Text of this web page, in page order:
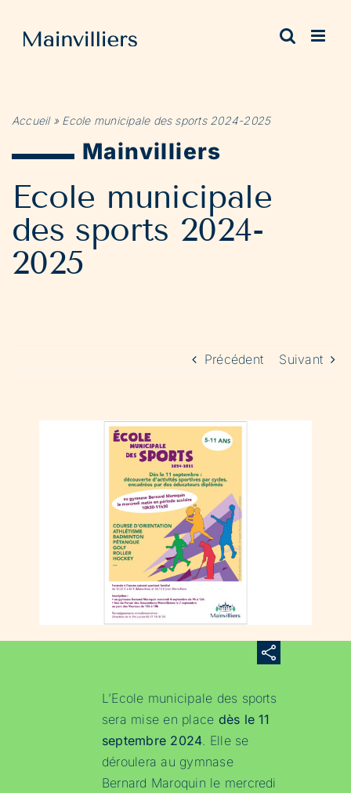
contenu
Accueil» Ecole municipale des sports 2024-2025
Mainvilliers
Ecole municipale
des sports 2024-
2025
Précédent Suivant
L’Ecole municipale des sports
sera mise en place dès le 11
septembre 2024. Elle se
déroulera au gymnase
Bernard Maroquin le mercredi